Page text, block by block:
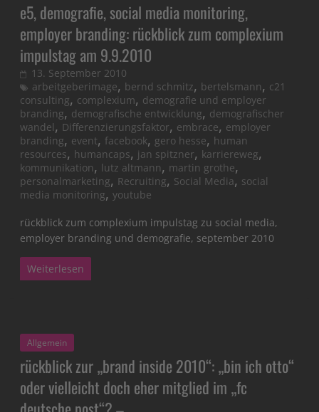
e5, demografie, social media monitoring,
employer branding: rückblick zum complexium
impulstag am 9.9.2010
13. September 2010
arbeitgeberimage, bernd schmitz, bertelsmann, c21
consulting, complexium, demografie und employer
branding, demografische entwicklung, demografischer
wandel, Differenzierungsfaktor, embrace, employer
branding, event, facebook, gero hesse, human
resources, humancaps, jan spitzner, karriereweg,
kommunikation, lutz altmann, martin grothe,
personalmarketing, Recruiting, Social Media, social
media monitoring,youtube
rückblick zum complexium impulstag zu social media,
employer branding und demografie, september 2010
Weiterlesen
Allgemein
rückblick zur „brand inside 2010“: „bin ich otto“
oder vielleicht doch eher mitglied im „fc